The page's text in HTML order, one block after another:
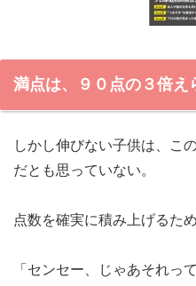
満点は、９０点の３倍え
しかし伸びない子供は、こ
だとも思っていない。
点数を確実に積み上げるた
「センセー、じゃあそれっ